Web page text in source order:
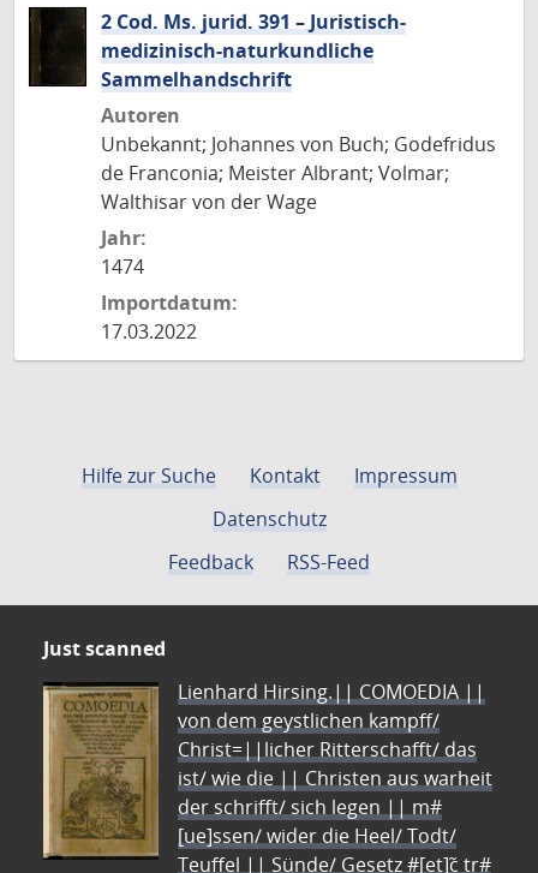
2 Cod. Ms. jurid. 391 – Juristisch-
medizinisch-naturkundliche
Sammelhandschrift
Autoren
Unbekannt; Johannes von Buch; Godefridus
de Franconia; Meister Albrant; Volmar;
Walthisar von der Wage
Jahr:
1474
Importdatum:
17.03.2022
Hilfe zur Suche Kontakt
Impressum
Datenschutz
Feedback
RSS-Feed
Just scanned
Lienhard Hirsing.|| COMOEDIA ||
von dem geystlichen kampff/
Christ=||licher Ritterschafft/ das
ist/ wie die || Christen aus warheit
der schrifft/ sich legen || m#
[ue]ssen/ wider die Heel/ Todt/
Teuffel || Sünde/ Gesetz #[et]c̃ tr#